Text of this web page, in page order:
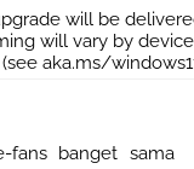
will be
will vary by
aka.ms/
fans banget sama